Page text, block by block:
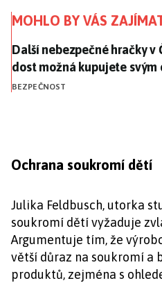
MOHLO BY VÁS
Další nebezpečné hračky
Další nebezpečné hračky v
dost možná kupujete svým
BEZPEČNOST
Ochrana soukromí dětí
Julika Feldbusch, utorka
soukromí dětí vyžaduje
Argumentuje tím, že
větší důraz na soukromí a
produktů, zejména s